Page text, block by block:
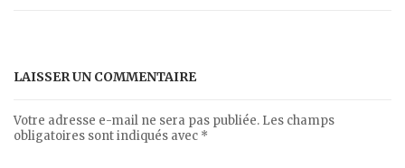
LAISSER UN COMMENTAIRE
Votre adresse e-mail ne sera pas publiée. Les champs
obligatoires sont indiqués avec *